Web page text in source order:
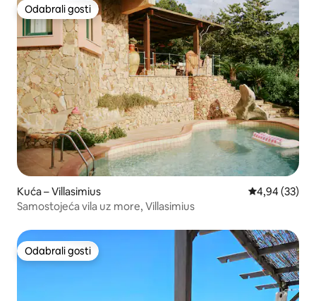
Odabrali gosti
Odabrali gosti
Kuća – Villasimius Prosječna
4,94 (33)
Samostojeća vila uz more, Villasimius
Odabrali gosti
Odabrali gosti